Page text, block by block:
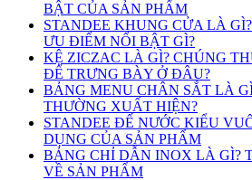
BẬT CỦA SẢN PHẨM
STANDEE KHUNG CỬA LÀ
ƯU ĐIỂM NỔI BẬT GÌ?
KỆ ZICZAC LÀ GÌ? CHÚNG
ĐỂ TRƯNG BÀY Ở ĐÂU?
BẢNG MENU CHÂN SẮT LÀ
THƯỜNG XUẤT HIỆN?
STANDEE ĐẾ NƯỚC KIỂU
DỤNG CỦA SẢN PHẨM
BẢNG CHỈ DẪN INOX LÀ GÌ?
VỀ SẢN PHẨM